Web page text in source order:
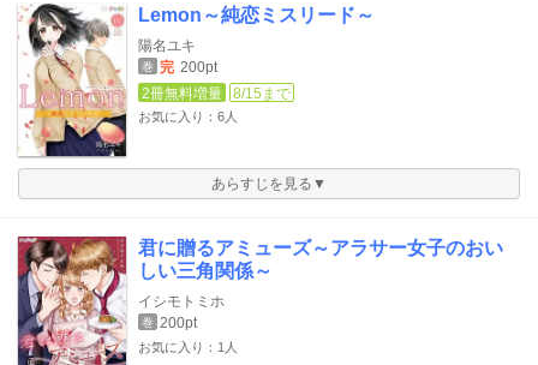
Lemon～純恋ミスリード～
陽名ユキ
巻 完 200pt
2冊無料増量
8/15まで
お気に入り：6人
あらすじを見る▼
君に贈るアミューズ～アラサー女子のおい
しい三角関係～
イシモトミホ
巻 200pt
お気に入り：1人